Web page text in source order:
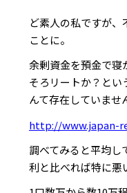
ど素人の私ですが
ことに。
余剰資金を預金で寝
そろリートか？とい
んて存在していませ
http://www.japan-
調べてみると平均し
利と比べれば特に悪